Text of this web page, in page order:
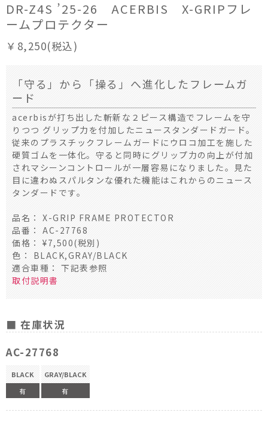
DR-Z4S ’25-26 ACERBIS X-GRIPフレ
ームプロテクター
￥8,250(税込)
「守る」から「操る」へ進化したフレームガ
ード
acerbisが打ち出した斬新な２ピース構造でフレームを守
りつつ グリップ力を付加したニュースタンダードガード。
従来のプラスチックフレームガードにウロコ加工を施した
硬質ゴムを一体化。守ると同時にグリップ力の向上が付加
されマシーンコントロールが一層容易になりました。見た
目に違わぬスパルタンな優れた機能はこれからのニュース
タンダードです。
品名： X-GRIP FRAME PROTECTOR
品番： AC-27768
価格： ¥7,500(税別)
色： BLACK,GRAY/BLACK
適合車種： 下記表参照
取付説明書
■ 在庫状況
AC-27768
BLACK
有
GRAY/BLACK
有